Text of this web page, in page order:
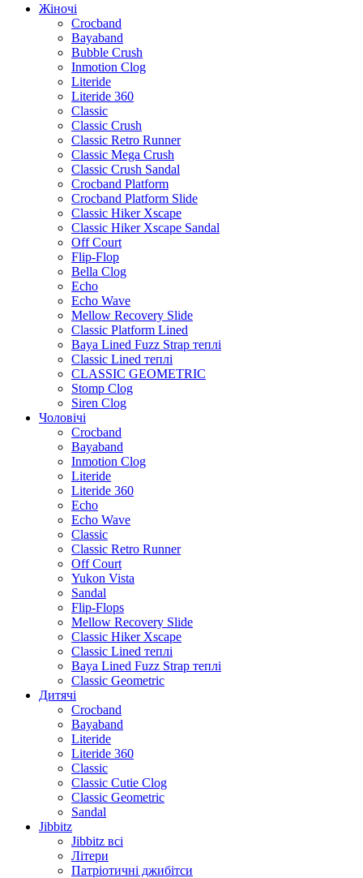
Жіночі
Crocband
Bayaband
Bubble Crush
Inmotion Clog
Literide
Literide 360
Classic
Classic Crush
Classic Retro Runner
Classic Mega Crush
Classic Crush Sandal
Crocband Platform
Crocband Platform Slide
Classic Hiker Xscape
Classic Hiker Xscape Sandal
Off Court
Flip-Flop
Bella Clog
Echo
Echo Wave
Mellow Recovery Slide
Classic Platform Lined
Baya Lined Fuzz Strap теплі
Classic Lined теплі
CLASSIC GEOMETRIC
Stomp Clog
Siren Clog
Чоловічі
Crocband
Bayaband
Inmotion Clog
Literide
Literide 360
Echo
Echo Wave
Classic
Classic Retro Runner
Off Court
Yukon Vista
Sandal
Flip-Flops
Mellow Recovery Slide
Classic Hiker Xscape
Classic Lined теплі
Baya Lined Fuzz Strap теплі
Classic Geometric
Дитячі
Crocband
Bayaband
Literide
Literide 360
Classic
Classic Cutie Clog
Classic Geometric
Sandal
Jibbitz
Jibbitz всі
Літери
Патріотичні джибітси